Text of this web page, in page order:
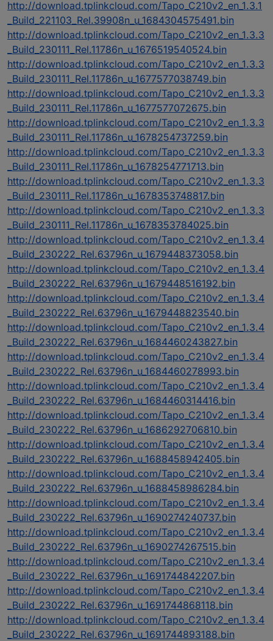
http://download.tplinkcloud.com/Tapo_C210v2_en_1.3.1
_Build_221103_Rel.39908n_u_1684304575491.bin
http://download.tplinkcloud.com/Tapo_C210v2_en_1.3.3
_Build_230111_Rel.11786n_u_1676519540524.bin
http://download.tplinkcloud.com/Tapo_C210v2_en_1.3.3
_Build_230111_Rel.11786n_u_1677577038749.bin
http://download.tplinkcloud.com/Tapo_C210v2_en_1.3.3
_Build_230111_Rel.11786n_u_1677577072675.bin
http://download.tplinkcloud.com/Tapo_C210v2_en_1.3.3
_Build_230111_Rel.11786n_u_1678254737259.bin
http://download.tplinkcloud.com/Tapo_C210v2_en_1.3.3
_Build_230111_Rel.11786n_u_1678254771713.bin
http://download.tplinkcloud.com/Tapo_C210v2_en_1.3.3
_Build_230111_Rel.11786n_u_1678353748817.bin
http://download.tplinkcloud.com/Tapo_C210v2_en_1.3.3
_Build_230111_Rel.11786n_u_1678353784025.bin
http://download.tplinkcloud.com/Tapo_C210v2_en_1.3.4
_Build_230222_Rel.63796n_u_1679448373058.bin
http://download.tplinkcloud.com/Tapo_C210v2_en_1.3.4
_Build_230222_Rel.63796n_u_1679448516192.bin
http://download.tplinkcloud.com/Tapo_C210v2_en_1.3.4
_Build_230222_Rel.63796n_u_1679448823540.bin
http://download.tplinkcloud.com/Tapo_C210v2_en_1.3.4
_Build_230222_Rel.63796n_u_1684460243827.bin
http://download.tplinkcloud.com/Tapo_C210v2_en_1.3.4
_Build_230222_Rel.63796n_u_1684460278993.bin
http://download.tplinkcloud.com/Tapo_C210v2_en_1.3.4
_Build_230222_Rel.63796n_u_1684460314416.bin
http://download.tplinkcloud.com/Tapo_C210v2_en_1.3.4
_Build_230222_Rel.63796n_u_1686292706810.bin
http://download.tplinkcloud.com/Tapo_C210v2_en_1.3.4
_Build_230222_Rel.63796n_u_1688458942405.bin
http://download.tplinkcloud.com/Tapo_C210v2_en_1.3.4
_Build_230222_Rel.63796n_u_1688458986284.bin
http://download.tplinkcloud.com/Tapo_C210v2_en_1.3.4
_Build_230222_Rel.63796n_u_1690274240737.bin
http://download.tplinkcloud.com/Tapo_C210v2_en_1.3.4
_Build_230222_Rel.63796n_u_1690274267515.bin
http://download.tplinkcloud.com/Tapo_C210v2_en_1.3.4
_Build_230222_Rel.63796n_u_1691744842207.bin
http://download.tplinkcloud.com/Tapo_C210v2_en_1.3.4
_Build_230222_Rel.63796n_u_1691744868118.bin
http://download.tplinkcloud.com/Tapo_C210v2_en_1.3.4
_Build_230222_Rel.63796n_u_1691744893188.bin